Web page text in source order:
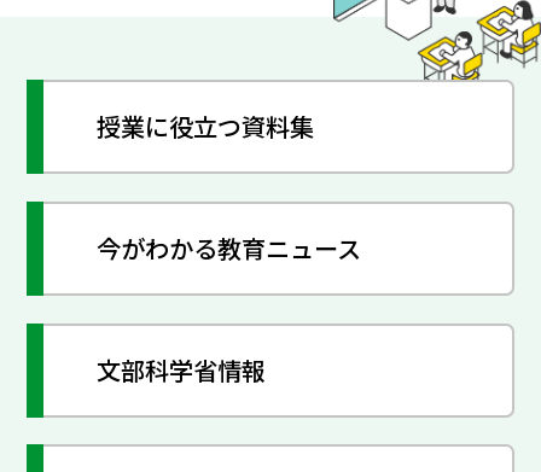
授業に役立つ資料集
今がわかる教育ニュース
文部科学省情報